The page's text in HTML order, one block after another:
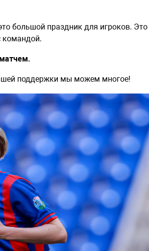
большой праздник для игроков. Это
командой.
поддержки мы можем многое!